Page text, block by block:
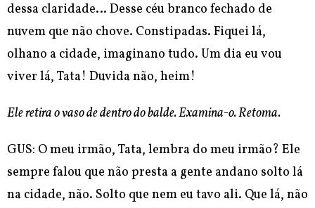
dessa claridade… Desse céu branco fechado de
nuvem que não chove. Constipadas. Fiquei lá,
olhano a cidade, imaginano tudo. Um dia eu vou
viver lá, Tata! Duvida não, heim!
Ele retira o vaso de dentro do balde. Examina-o. Retoma.
GUS: O meu irmão, Tata, lembra do meu irmão? Ele
sempre falou que não presta a gente andano solto lá
na cidade, não. Solto que nem eu tavo ali. Que lá, não